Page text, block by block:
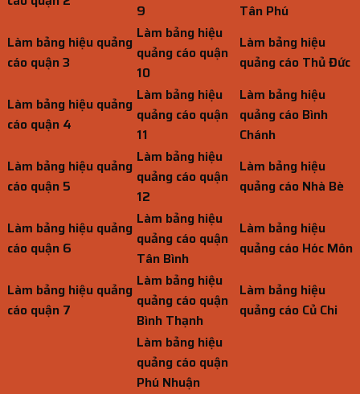
9
Tân Phú
Làm bảng hiệu quảng
cáo quận 3
Làm bảng hiệu
quảng cáo quận
10
Làm bảng hiệu
quảng cáo Thủ Đức
Làm bảng hiệu quảng
cáo quận 4
Làm bảng hiệu
quảng cáo quận
11
Làm bảng hiệu
quảng cáo Bình
Chánh
Làm bảng hiệu quảng
cáo quận 5
Làm bảng hiệu
quảng cáo quận
12
Làm bảng hiệu
quảng cáo Nhà Bè
Làm bảng hiệu quảng
cáo quận 6
Làm bảng hiệu
quảng cáo quận
Tân Bình
Làm bảng hiệu
quảng cáo Hóc Môn
Làm bảng hiệu quảng
cáo quận 7
Làm bảng hiệu
quảng cáo quận
Bình Thạnh
Làm bảng hiệu
quảng cáo Củ Chi
Làm bảng hiệu
quảng cáo quận
Phú Nhuận